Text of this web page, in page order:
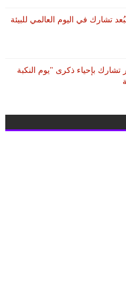
تشارك في اليوم العالمي للبيئة
تشارك بإحياء ذكرى "يوم النكبة